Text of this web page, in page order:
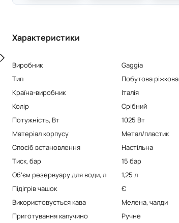
Характеристики
Виробник
Gaggia
Тип
Побутова ріжкова
Країна-виробник
Італія
Колір
Срібний
Потужність, Вт
1025 Вт
Матеріал корпусу
Метал/пластик
Спосіб встановлення
Настільна
Тиск, бар
15 бар
Об'єм резервуару для води, л
1,25 л
Підігрів чашок
Є
Використовується кава
Мелена, чалди
Приготування капучино
Ручне